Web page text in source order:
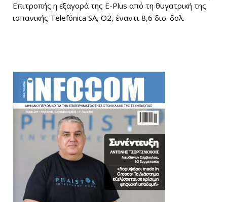
Επιτροπής η εξαγορά της E-Plus από τη θυγατρική της
ισπανικής Telefónica SA, Ο2, έναντι 8,6 δισ. δολ.